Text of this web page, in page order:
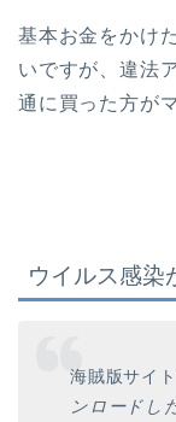
基本お金をかけ
いですが、違法
通に買った方が
ウイルス感染
海賊版サイト
ンロードし